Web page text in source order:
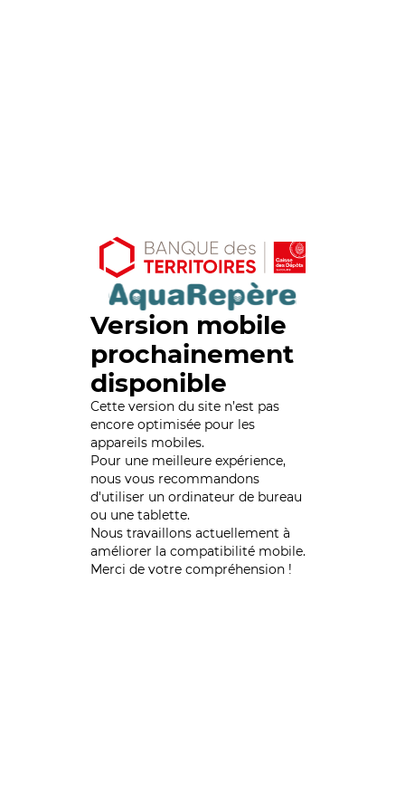
Version mobile
prochainement
disponible
Cette version du site n’est pas
encore optimisée pour les
appareils mobiles.
Pour une meilleure expérience,
nous vous recommandons
d'utiliser un ordinateur de bureau
ou une tablette.
Nous travaillons actuellement à
améliorer la compatibilité mobile.
Merci de votre compréhension !